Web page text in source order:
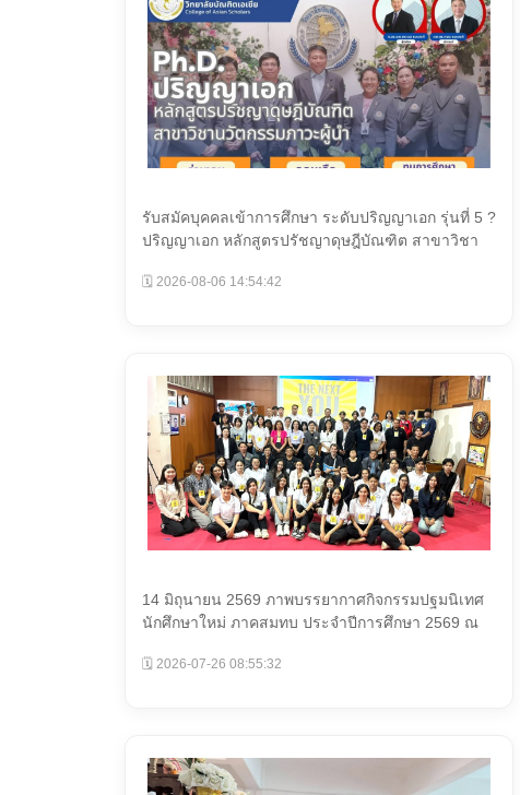
รับสมัคบุคคลเข้าการศึกษา ระดับปริญญาเอก รุ่นที่ 5 ?
ปริญญาเอก หลักสูตรปรัชญาดุษฎีบัณฑิต สาขาวิชา
🗓️ 2026-08-06 14:54:42
14 มิถุนายน 2569 ภาพบรรยากาศกิจกรรมปฐมนิเทศ
นักศึกษาใหม่ ภาคสมทบ ประจำปีการศึกษา 2569 ณ
🗓️ 2026-07-26 08:55:32